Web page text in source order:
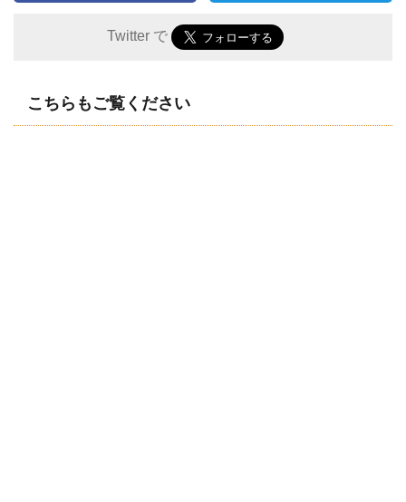
Twitter で
こちらもご覧ください